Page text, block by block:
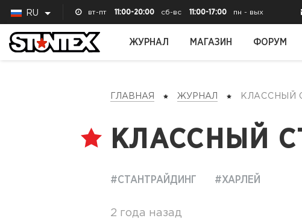
RU вт-пт 11:00-20:00 сб-вс 11:00-17:00 пн - вых
ЖУРНАЛ МАГАЗИН ФОРУМ
ГЛАВНАЯ ЖУРНАЛ КЛАССНЫЙ
КЛАССНЫЙ
#СТАНТРАЙДИНГ #ХАРЛЕЙ
2 года назад